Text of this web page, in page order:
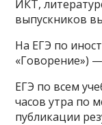
ИКТ,
выпускников
На ЕГЭ по
«Говорение»)
ЕГЭ по всем
часов утра по
публикации